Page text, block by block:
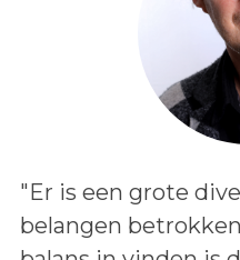
Lees het bericht:
"Er is een grote
belangen